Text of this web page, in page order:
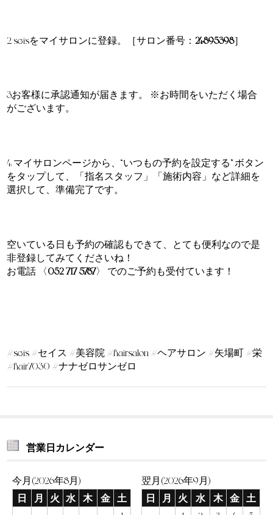
2. seisをマイサロンに登録。［サロン番号： 24895398］
3.お客様に承認通知が届きます。 ※お時間をいただく場合
がございます。
4. マイサロンページから、“いつもの予約を設定する” ボタン
をタップして、「指名スタッフ」「施術内容」など詳細を
選択して、準備完了です。
空いている日も予約の確認もできて、とても便利なので是
非登録してみてくださいね！
お電話 〈052-717-5787〉 でのご予約も受付ています！
#seis #セイス #美容院 #hairsalon #ヘアサロン #矢場町 #栄
#hair7030 #ナナゼロサンゼロ
営業日カレンダー
今月(2026年8月)
日
月 火 水 木 金
土
翌月(2026年9月)
日
月 火 水 木 金
土